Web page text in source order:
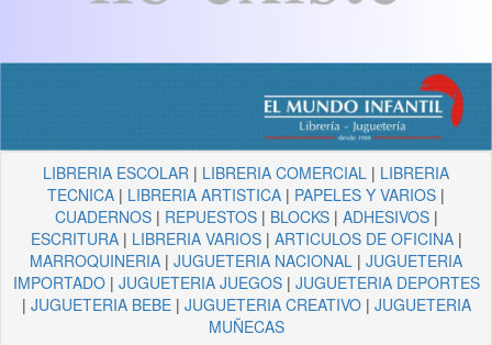
LIBRERIA ESCOLAR | LIBRERIA COMERCIAL | LIBRERIA
TECNICA | LIBRERIA ARTISTICA | PAPELES Y VARIOS |
CUADERNOS| REPUESTOS| BLOCKS| ADHESIVOS|
ESCRITURA| LIBRERIA VARIOS| ARTICULOS DE OFICINA|
MARROQUINERIA | JUGUETERIA NACIONAL | JUGUETERIA
IMPORTADO| JUGUETERIA JUEGOS| JUGUETERIA DEPORTES
| JUGUETERIA BEBE| JUGUETERIA CREATIVO| JUGUETERIA
MUÑECAS